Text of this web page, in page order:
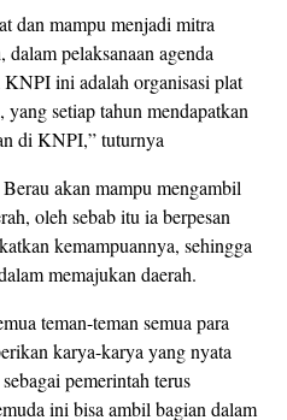
dan mampu menjadi mitra
pelaksanaan agenda
ini adalah organisasi plat
setiap tahun mendapatkan
di KNPI,” tuturnya
akan mampu mengambil
oleh sebab itu ia berpesan
kemampuannya, sehingga
memajukan daerah.
teman-teman semua para
karya-karya yang nyata
pemerintah terus
ini bisa ambil bagian dalam